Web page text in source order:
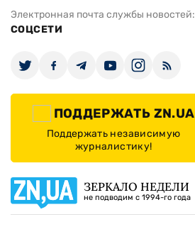
Электронная почта службы новостей:
СОЦСЕТИ
ПОДДЕРЖАТЬ ZN.UA
Поддержать независимую
журналистику!
ЗЕРКАЛО НЕДЕЛИ
не подводим с 1994-го года